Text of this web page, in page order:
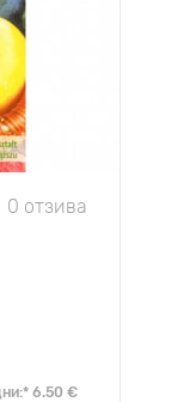
0 отзива
6.50 €